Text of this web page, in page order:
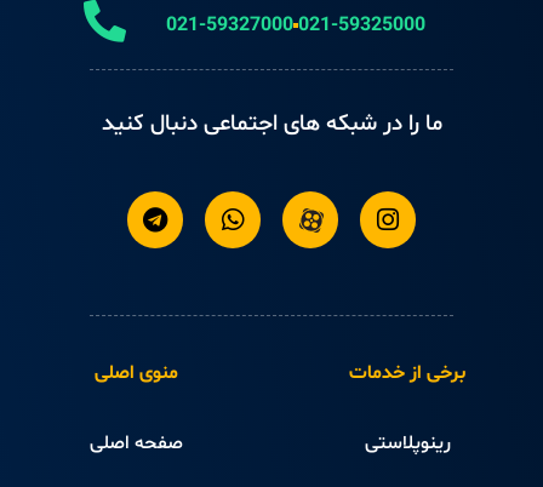
منوی اصلی
صفحه اصلی
برخی از خدمات
رینوپلاستی
021-59325000
021-59327000
ما را در شبکه های اجتماعی دنبال کنید